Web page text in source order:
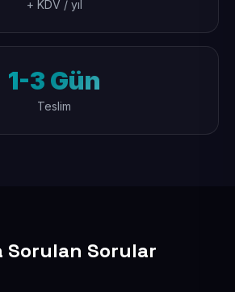
+ KDV / yıl
1-3 Gün
Teslim
Sorulan Sorular